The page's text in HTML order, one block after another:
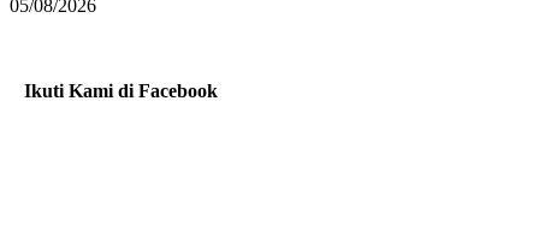
05/08/2026
Ikuti Kami di Facebook